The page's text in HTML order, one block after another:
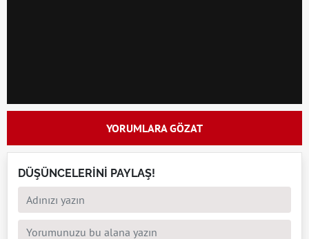
YORUMLARA GÖZAT
DÜŞÜNCELERİNİ PAYLAŞ!